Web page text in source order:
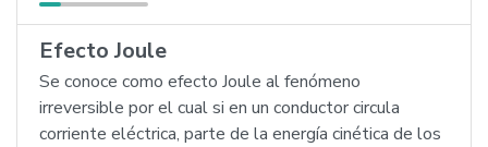
Efecto Joule
Se conoce como efecto Joule al fenómeno
irreversible por el cual si en un conductor circula
corriente eléctrica, parte de la energía cinética de los